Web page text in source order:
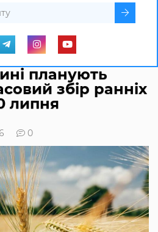
планують
збір ранніх
липня
0